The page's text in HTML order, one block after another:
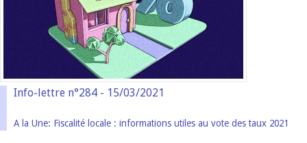
Info-lettre n°284 - 15/03/2021
A la Une: Fiscalité locale : informations utiles au vote des taux 2021